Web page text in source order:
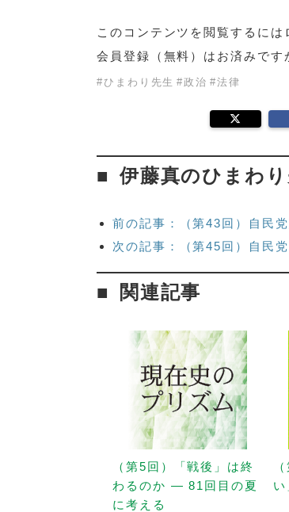
このコンテンツを閲覧するには
会員登録（無料）はお済みです
#ひまわり先生 #政治 #法律
伊藤真のひまわ
前の記事：（第43回）自民
次の記事：（第45回）自民
関連記事
（第5回）「戦後」は終
わるのか — 81回目の夏
に考える
い